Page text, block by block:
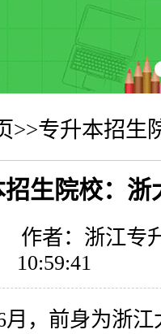
>>专升本招生
招生院校：
作者：浙江专
10:59:41
月，前身为浙